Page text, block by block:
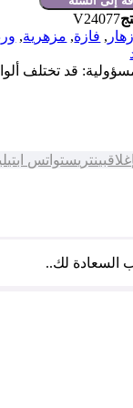
V24077
, فازة, مزهرية,
قد تختلف
بينتريستواتس اب
السعادة لك..